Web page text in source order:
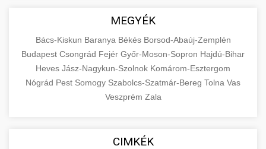
MEGYÉK
Bács-Kiskun Baranya Békés Borsod-Abaúj-Zemplén
Budapest Csongrád Fejér Győr-Moson-Sopron Hajdú-Bihar
Heves Jász-Nagykun-Szolnok Komárom-Esztergom
Nógrád Pest Somogy Szabolcs-Szatmár-Bereg Tolna Vas
Veszprém Zala
CIMKÉK